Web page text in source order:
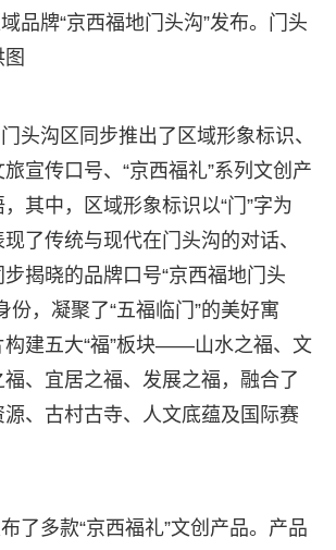
品牌“京西福地门头沟”发布。门头
头沟区同步推出了区域形象标识、
宣传口号、“京西福礼”系列文创产
其中，区域形象标识以“门”字为
了传统与现代在门头沟的对话、
揭晓的品牌口号“京西福地门头
份，凝聚了“五福临门”的美好寓
构建五大“福”板块——山水之福、文
、宜居之福、发展之福，融合了
、古村古寺、人文底蕴及国际赛
了多款“京西福礼”文创产品。产品